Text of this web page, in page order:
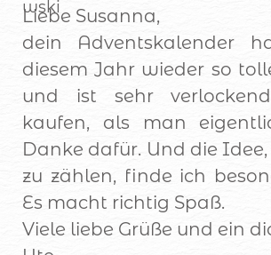
Liebe Susanna,
dein Adventskalender
diesem Jahr wieder so
und ist sehr
kaufen, als man
Danke dafür. Und die
zu zählen, finde ich
Es macht richtig Spaß.
Viele liebe Grüße und ein